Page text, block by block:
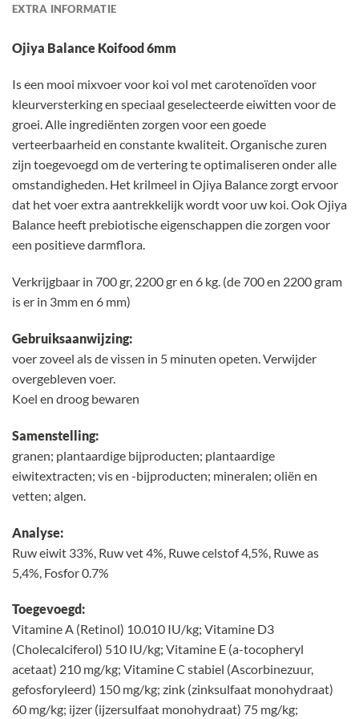
EXTRA INFORMATIE
Ojiya Balance Koifood 6mm
Is een mooi mixvoer voor koi vol met carotenoïden voor
kleurversterking en speciaal geselecteerde eiwitten voor de
groei. Alle ingrediënten zorgen voor een goede
verteerbaarheid en constante kwaliteit. Organische zuren
zijn toegevoegd om de vertering te optimaliseren onder alle
omstandigheden. Het krilmeel in Ojiya Balance zorgt ervoor
dat het voer extra aantrekkelijk wordt voor uw koi. Ook Ojiya
Balance heeft prebiotische eigenschappen die zorgen voor
een positieve darmflora.
Verkrijgbaar in 700 gr, 2200 gr en 6 kg. (de 700 en 2200 gram
is er in 3mm en 6 mm)
Gebruiksaanwijzing:
voer zoveel als de vissen in 5 minuten opeten. Verwijder
overgebleven voer.
Koel en droog bewaren
Samenstelling:
granen; plantaardige bijproducten; plantaardige
eiwitextracten; vis en -bijproducten; mineralen; oliën en
vetten; algen.
Analyse:
Ruw eiwit 33%, Ruw vet 4%, Ruwe celstof 4,5%, Ruwe as
5,4%, Fosfor 0.7%
Toegevoegd:
Vitamine A (Retinol) 10.010 IU/kg; Vitamine D3
(Cholecalciferol) 510 IU/kg; Vitamine E (a-tocopheryl
acetaat) 210 mg/kg; Vitamine C stabiel (Ascorbinezuur,
gefosforyleerd) 150 mg/kg; zink (zinksulfaat monohydraat)
60 mg/kg; ijzer (ijzersulfaat monohydraat) 75 mg/kg;